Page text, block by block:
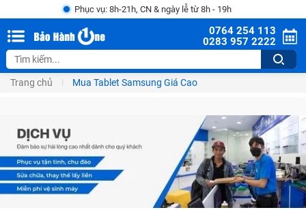
Phục vụ: 8h-21h, CN & ngày lễ từ 8h - 19h
0764 254 113
0283 957 2222
Trang chủ Mua Tablet Samsung Giá Cao